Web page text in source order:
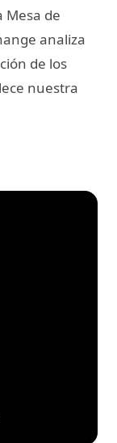
Mesa de
analiza
de los
nuestra